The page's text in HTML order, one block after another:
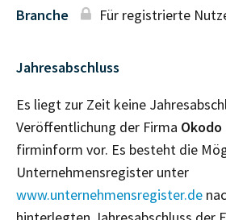
Branche Für registrierte
Jahresabschluss
Es liegt zur Zeit keine
Veröffentlichung der Firma Okodo
firminform vor. Es besteht die
Unternehmensregister unter
www.unternehmensregister.de